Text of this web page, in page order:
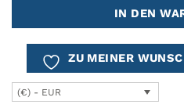
IN DEN
ZU MEINER
(€) - EUR